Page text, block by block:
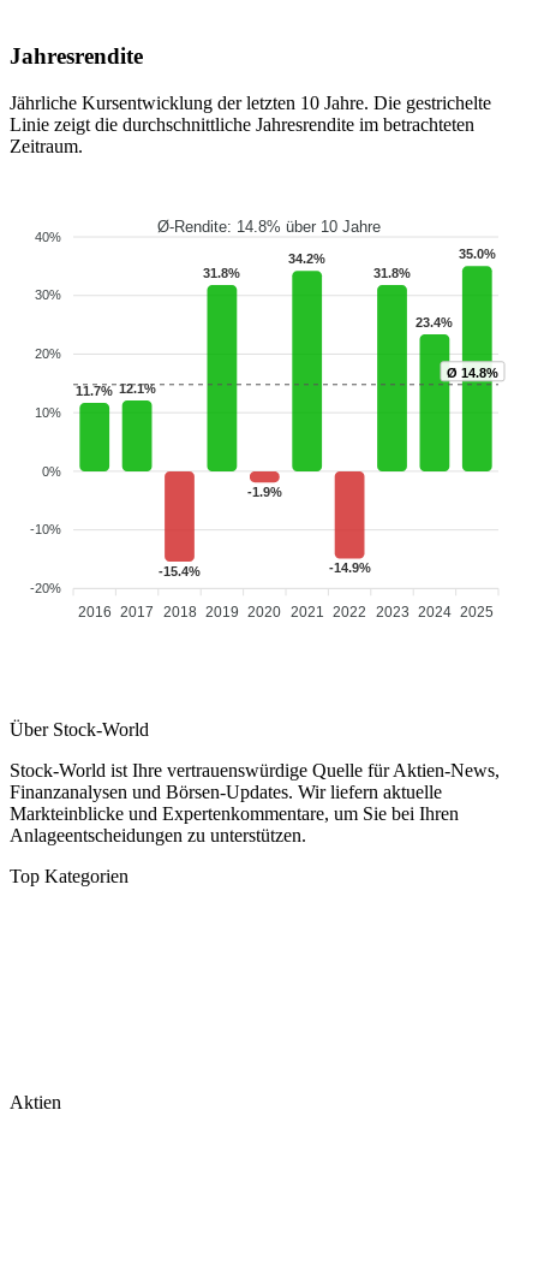
Jahresrendite
Jährliche Kursentwicklung der letzten 10 Jahre. Die gestrichelte
Linie zeigt die durchschnittliche Jahresrendite im betrachteten
Zeitraum.
Ø-Rendite: 14.8% über 10 Jahre
40%
30%
20%
10%
0%
-10%
-20%
11.7% 12.1%
-15.4%
31.8%
-1.9%
34.2%
-14.9%
31.8%
23.4%
35.0%
2016 2017 2018 2019 2020 2021 2022 2023 2024 2025
Ø 14.8%
Über Stock-World
Stock-World ist Ihre vertrauenswürdige Quelle für Aktien-News,
Finanzanalysen und Börsen-Updates. Wir liefern aktuelle
Markteinblicke und Expertenkommentare, um Sie bei Ihren
Anlageentscheidungen zu unterstützen.
Top Kategorien
Aktien